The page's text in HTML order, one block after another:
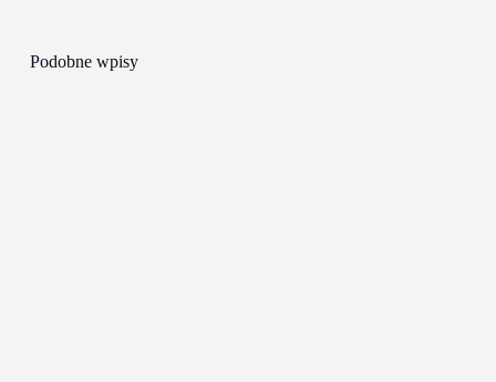
https://modbis.pl/pol_m_Garsonki-i-kostiumy-820.html